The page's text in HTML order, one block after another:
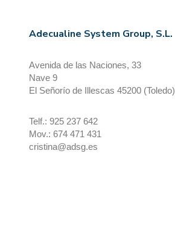
Adecualine System Group, S.L.
Avenida de las Naciones, 33
Nave 9
El Señorío de Illescas 45200 (Toledo)
Telf.: 925 237 642
Mov.: 674 471 431
cristina@adsg.es